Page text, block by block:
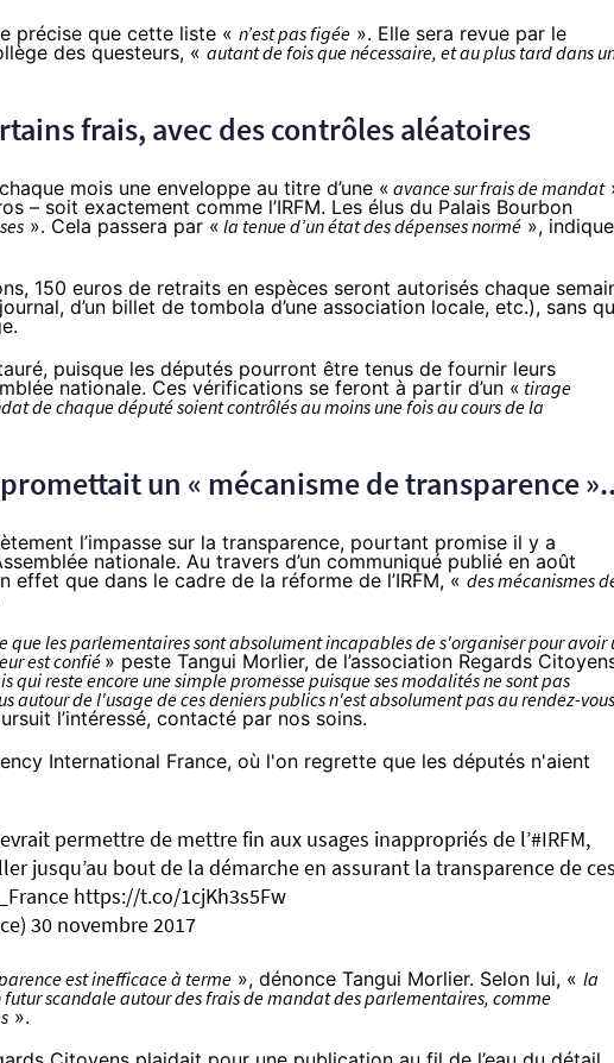
précise que cette liste « n’est pas figée ». Elle sera revue par le
des questeurs, « autant de fois que nécessaire, et au plus tard dans
frais, avec des contrôles aléatoires
mois une enveloppe au titre d’une « avance sur frais de mandat
– soit exactement comme l’IRFM. Les élus du Palais Bourbon
». Cela passera par « la tenue d’un état des dépenses normé », indique
150 euros de retraits en espèces seront autorisés chaque
d’un billet de tombola d’une association locale, etc.), sans
puisque les députés pourront être tenus de fournir leurs
nationale. Ces vérifications se feront à partir d’un « tirage
de chaque député soient contrôlés au moins une fois au cours de la
un « mécanisme de transparence
l’impasse sur la transparence, pourtant promise il y a
nationale. Au travers d’un communiqué publié en août
effet que dans le cadre de la réforme de l’IRFM, « des mécanismes
que les parlementaires sont absolument incapables de s'organiser pour avoir
est confié » peste Tangui Morlier, de l’association Regards
qui reste encore une simple promesse puisque ses modalités ne sont pas
autour de l'usage de ces deniers publics n'est absolument pas au rendez-vous
l’intéressé, contacté par nos soins.
International France, où l'on regrette que les députés n'aient
permettre de mettre fin aux usages inappropriés de l’#IRFM,
jusqu’au bout de la démarche en assurant la transparence de ces
https://t.co/1cjKh3s5Fw
30 novembre 2017
est inefficace à terme », dénonce Tangui Morlier. Selon lui, « la
scandale autour des frais de mandat des parlementaires, comme
».